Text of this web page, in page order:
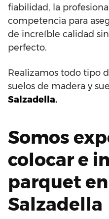
fiabilidad, la
competencia para
de increíble calidad
perfecto.
Realizamos todo tipo
suelos de madera y
Salzadella.
Somos
colocar e
parquet
Salzadella